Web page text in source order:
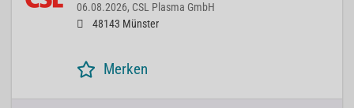
06.08.2026, CSL Plasma GmbH
48143 Münster
Merken